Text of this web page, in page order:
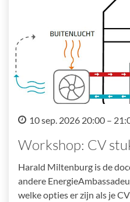
10 sep. 2026 20:00 –
Workshop: CV
Harald Miltenburg is de
andere
welke opties er zijn als je